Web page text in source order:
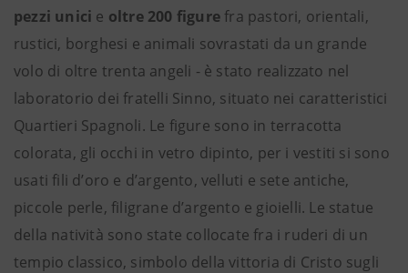
pezzi unici e oltre 200 figure fra pastori, orientali,
rustici, borghesi e animali sovrastati da un grande
volo di oltre trenta angeli - è stato realizzato nel
laboratorio dei fratelli Sinno, situato nei caratteristici
Quartieri Spagnoli. Le figure sono in terracotta
colorata, gli occhi in vetro dipinto, per i vestiti si sono
usati fili d’oro e d’argento, velluti e sete antiche,
piccole perle, filigrane d’argento e gioielli. Le statue
della natività sono state collocate fra i ruderi di un
tempio classico, simbolo della vittoria di Cristo sugli